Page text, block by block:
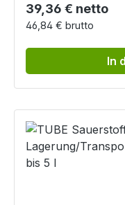
Regulärer Preis:
39,36 € netto
46,84 € brutto
In